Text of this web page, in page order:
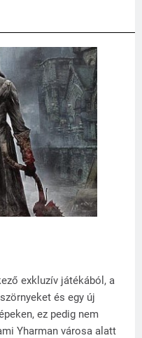
exkluzív játékából, a
és egy új
ez pedig nem
Yharman városa alatt